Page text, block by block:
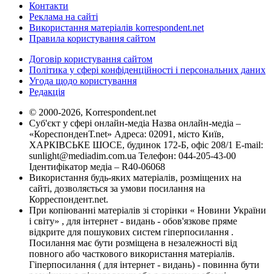
Контакти
Реклама на сайті
Використання матеріалів korrespondent.net
Правила користування сайтом
Договір користування сайтом
Політика у сфері конфіденційності і персональних даних
Угода щодо користування
Редакція
© 2000-2026, Korrespondent.net
Суб'єкт у сфері онлайн-медіа Назва онлайн-медіа –
«КореспонденТ.net» Адреса: 02091, місто Київ,
ХАРКІВСЬКЕ ШОСЕ, будинок 172-Б, офіс 208/1 E-mail:
sunlight@mediadim.com.ua Телефон: 044-205-43-00
Ідентифікатор медіа – R40-06068
Використання будь-яких матеріалів, розміщених на
сайті, дозволяється за умови посилання на
Корреспондент.net.
При копіюванні матеріалів зі сторінки « Новини України
і світу» , для інтернет - видань - обов'язкове пряме
відкрите для пошукових систем гіперпосилання .
Посилання має бути розміщена в незалежності від
повного або часткового використання матеріалів.
Гіперпосилання ( для інтернет - видань) - повинна бути